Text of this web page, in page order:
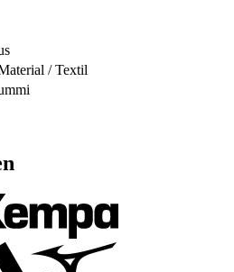
/ Textil